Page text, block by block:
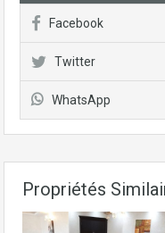
Facebook
Twitter
WhatsApp
Propriétés